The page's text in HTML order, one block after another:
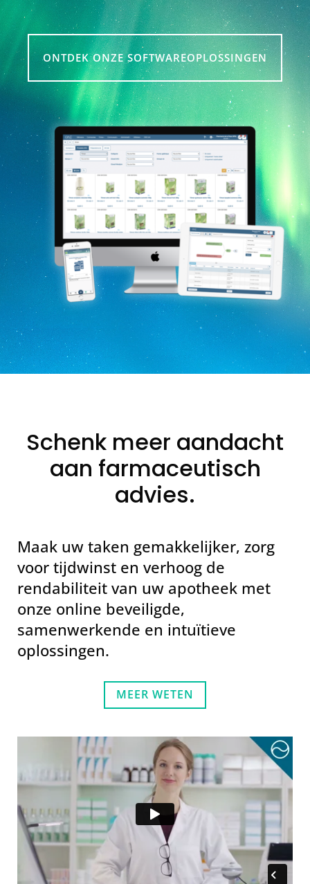
ONTDEK ONZE SOFTWAREOPLOSSINGEN
Schenk meer aandacht
aan farmaceutisch
advies.
Maak uw taken gemakkelijker, zorg
voor tijdwinst en verhoog de
rendabiliteit van uw apotheek met
onze online beveiligde,
samenwerkende en intuïtieve
oplossingen.
MEER WETEN